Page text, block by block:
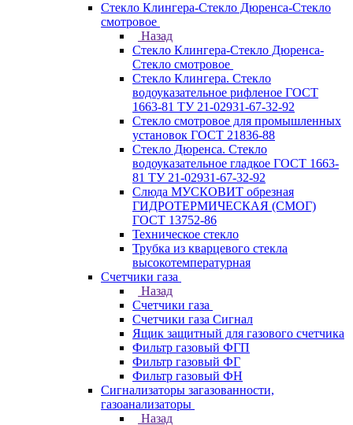
Стекло Клингера-Стекло Дюренса-Стекло
смотровое
Назад
Стекло Клингера-Стекло Дюренса-
Стекло смотровое
Стекло Клингера. Стекло
водоуказательное рифленое ГОСТ
1663-81 ТУ 21-02931-67-32-92
Стекло смотровое для промышленных
установок ГОСТ 21836-88
Стекло Дюренса. Стекло
водоуказательное гладкое ГОСТ 1663-
81 ТУ 21-02931-67-32-92
Слюда МУСКОВИТ обрезная
ГИДРОТЕРМИЧЕСКАЯ (СМОГ)
ГОСТ 13752-86
Техническое стекло
Трубка из кварцевого стекла
высокотемпературная
Счетчики газа
Назад
Счетчики газа
Счетчики газа Сигнал
Ящик защитный для газового счетчика
Фильтр газовый ФГП
Фильтр газовый ФГ
Фильтр газовый ФН
Сигнализаторы загазованности,
газоанализаторы
Назад